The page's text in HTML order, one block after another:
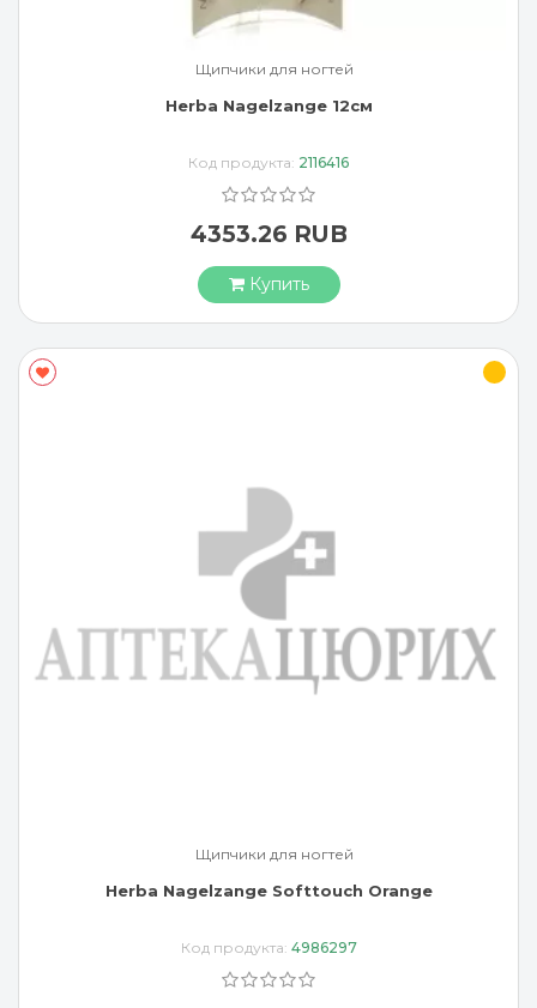
Щипчики для ногтей
Herba Nagelzange 12см
Код продукта: 2116416
4353.26 RUB
Купить
Щипчики для ногтей
Herba Nagelzange Softtouch Orange
Код продукта: 4986297